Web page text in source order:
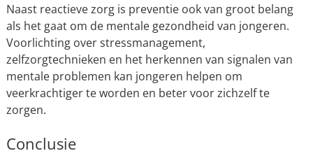
Naast reactieve zorg is preventie ook van groot belang
als het gaat om de mentale gezondheid van jongeren.
Voorlichting over stressmanagement,
zelfzorgtechnieken en het herkennen van signalen van
mentale problemen kan jongeren helpen om
veerkrachtiger te worden en beter voor zichzelf te
zorgen.
Conclusie